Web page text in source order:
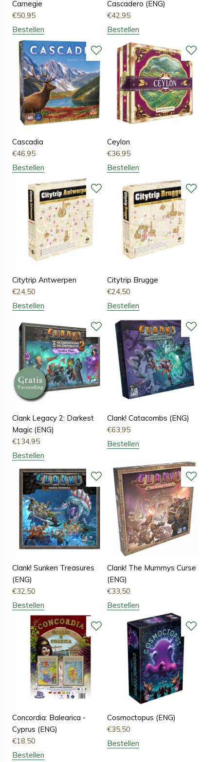
Carnegie
€50,95
Bestellen
Cascadero (ENG)
€42,95
Bestellen
Cascadia
€46,95
Bestellen
Ceylon
€36,95
Bestellen
Citytrip Antwerpen
€24,50
Bestellen
Citytrip Brugge
€24,50
Bestellen
Clank Legacy 2: Darkest
Magic (ENG)
€134,95
Bestellen
Clank! Catacombs (ENG)
€63,95
Bestellen
Clank! Sunken Treasures
(ENG)
€32,50
Bestellen
Clank! The Mummys Curse
(ENG)
€33,50
Bestellen
Concordia: Balearica -
Cyprus (ENG)
€18,50
Bestellen
Cosmoctopus (ENG)
€35,50
Bestellen